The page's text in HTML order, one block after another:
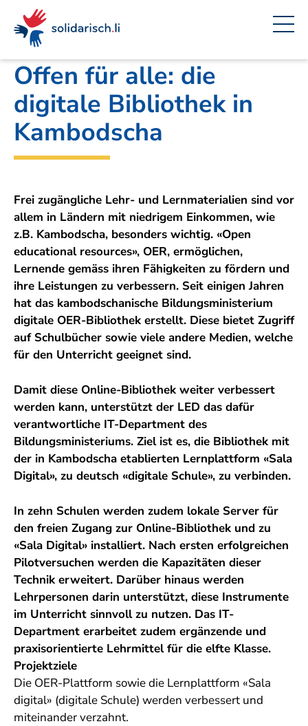
Navigieren
in
solidarisch.li
Schnellnavigation
Seitenkontext
Inhalt
Projekt
von
Liechtensteinischer Entwicklungsdienst
Offen für alle: die
digitale Bibliothek in
Kambodscha
Frei zugängliche Lehr- und Lernmaterialien sind vor
allem in Ländern mit niedrigem Einkommen, wie
z.B. Kambodscha, besonders wichtig. «Open
educational resources», OER, ermöglichen,
Lernende gemäss ihren Fähigkeiten zu fördern und
ihre Leistungen zu verbessern. Seit einigen Jahren
hat das kambodschanische Bildungsministerium
digitale OER-Bibliothek erstellt. Diese bietet Zugriff
auf Schulbücher sowie viele andere Medien, welche
für den Unterricht geeignet sind.
Damit diese Online-Bibliothek weiter verbessert
werden kann, unterstützt der LED das dafür
verantwortliche IT-Department des
Bildungsministeriums. Ziel ist es, die Bibliothek mit
der in Kambodscha etablierten Lernplattform «Sala
Digital», zu deutsch «digitale Schule», zu verbinden.
In zehn Schulen werden zudem lokale Server für
den freien Zugang zur Online-Bibliothek und zu
«Sala Digital» installiert. Nach ersten erfolgreichen
Pilotversuchen werden die Kapazitäten dieser
Technik erweitert. Darüber hinaus werden
Lehrpersonen darin unterstützt, diese Instrumente
im Unterricht sinnvoll zu nutzen. Das IT-
Department erarbeitet zudem ergänzende und
praxisorientierte Lehrmittel für die elfte Klasse.
Projektziele
Die OER-Plattform sowie die Lernplattform «Sala
digital» (digitale Schule) werden verbessert und
miteinander verzahnt.